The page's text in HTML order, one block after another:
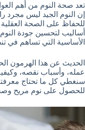
تعد صحة النوم من أهم
إن النوم الجيد ليس
للحفاظ على الصحة
أساليب لتحسين جودة
الأساسية التي تساهم في
الحديث عن هذا الهرمون
عمله، وأسباب نقصه،
سنغطي كل ما تحتاج
للحصول على نوم مريح